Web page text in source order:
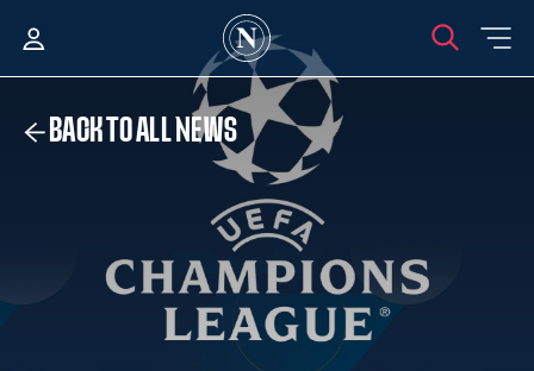
BACK TO ALL NEWS